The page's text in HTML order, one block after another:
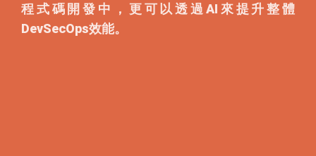
程式碼開發中，更可以透過AI來提升整體
DevSecOps效能。